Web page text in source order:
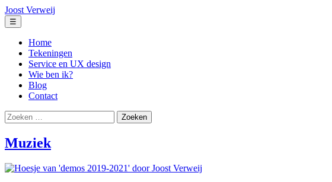
Ga
naar
de
inhoud
Joost Verweij
☰
Home
Tekeningen
Service en UX design
Wie ben ik?
Blog
Contact
Zoeken
naar:
Muziek